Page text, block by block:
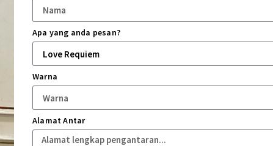
Apa yang anda pesan?
Warna
Alamat Antar